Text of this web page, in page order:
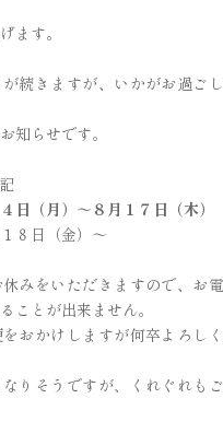
ます。
続きますが、いかがお過ご
知らせです。
（月）～８月１７日（木）
８日（金）～
休みをいただきますので、お
ことが出来ません。
おかけしますが何卒よろし
りそうですが、くれぐれも